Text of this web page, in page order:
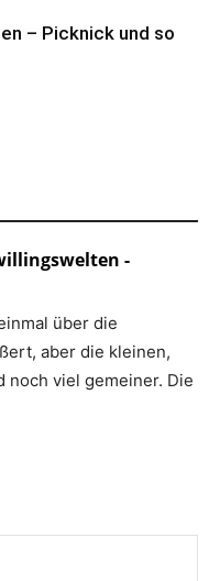
– Picknick und so
-
über die
aber die kleinen,
noch viel gemeiner. Die